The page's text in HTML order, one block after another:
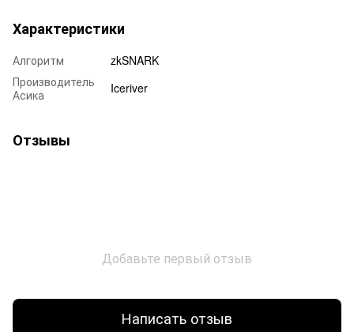
Характеристики
Алгоритм
zkSNARK
Производитель
Асика
Iceriver
Отзывы
Добавьте первый отзыв
Написать отзыв